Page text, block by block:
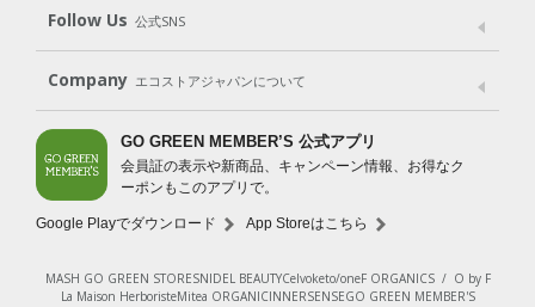
Shop List
Follow Us 公式SNS
LINE＠ Instagram Facebook
Company エコストアジャパンについて
会社案内 ご利用規約
プライバシーポリシー
特定商取引法に基づく表示
免責事項
法人会員サービス
New Zealand Site
GO GREEN MEMBER’S 公式アプリ
会員証の表示や新商品、キャンペーン情報、お得なク
ーポンもこのアプリで。
Google Playでダウンロード App Storeはこちら
MASH GO GREEN STORESNIDEL BEAUTYCelvoketo/oneF ORGANICS/ O by F
La Maison HerboristeMitea ORGANICINNERSENSEGO GREEN MEMBER'S